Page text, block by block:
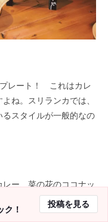
レート！ これはカレ
ね。スリランカでは、
スタイルが一般的なの
ー、菜の花のココナッ
レー、かぼちゃのカレ
ツのふりかけ、揚げ菓
ク！
投稿を見る